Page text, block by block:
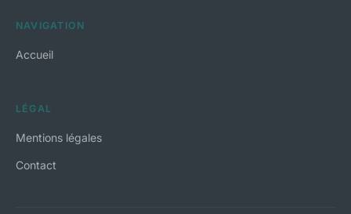
NAVIGATION
Accueil
LÉGAL
Mentions légales
Contact